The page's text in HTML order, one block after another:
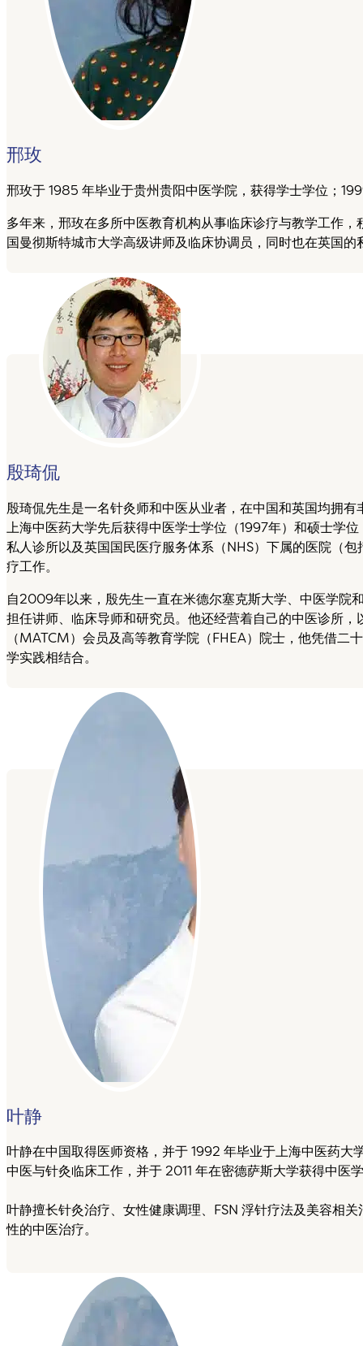
邢玫
邢玫于 1985 年毕业于贵州贵阳中医学院，获得学士学位；
多年来，邢玫在多所中医教育机构从事临床诊疗与教学工作
国曼彻斯特城市大学高级讲师及临床协调员，同时也在英国
殷琦侃
殷琦侃先生是一名针灸师和中医从业者，在中国和英国均拥
上海中医药大学先后获得中医学士学位（1997年）和硕士学
私人诊所以及英国国民医疗服务体系（NHS）下属的医院（
疗工作。
自2009年以来，殷先生一直在米德尔塞克斯大学、中医学院
担任讲师、临床导师和研究员。他还经营着自己的中医诊所
（MATCM）会员及高等教育学院（FHEA）院士，他凭借二
学实践相结合。
叶静
叶静在中国取得医师资格，并于 1992 年毕业于上海中医药
中医与针灸临床工作，并于 2011 年在密德萨斯大学获得中医
叶静擅长针灸治疗、女性健康调理、FSN 浮针疗法及美容相
性的中医治疗。